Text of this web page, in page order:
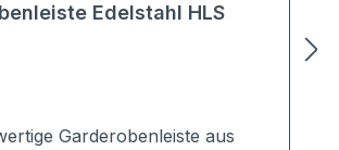
Edelstahl HLS
Garderobenleiste aus